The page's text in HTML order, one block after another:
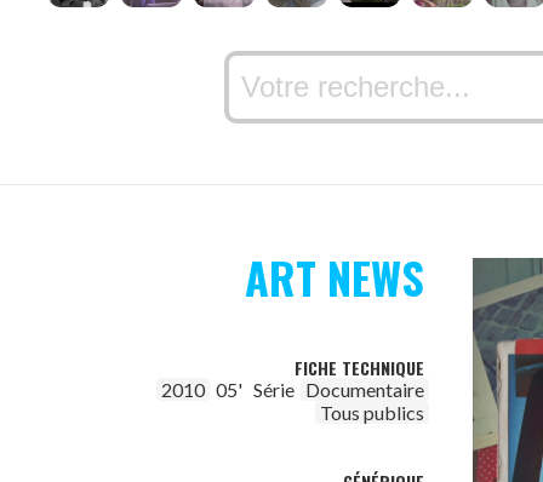
ART NEWS
FICHE TECHNIQUE
2010 05' Série Documentaire
Tous publics